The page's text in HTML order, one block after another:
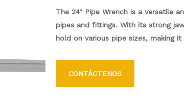
The 24" Pipe Wrench is a versatile
pipes and fittings. With its strong
hold on various pipe sizes, making
for both professionals and DIY
CONTÁCTENOS